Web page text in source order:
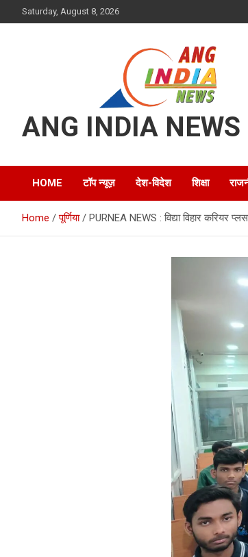
to
Saturday, August 8, 2026
ANG INDIA NEWS
HOME टॉप न्यूज़ देश-विदेश शिक्षा
Home पूर्णिया PURNEA NEWS : विद्या विहार